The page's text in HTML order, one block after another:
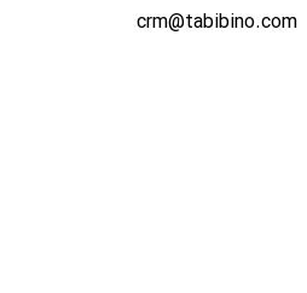
crm@tabibino.com